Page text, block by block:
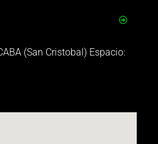
(San Cristobal) Espacio: